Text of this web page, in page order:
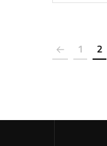
1 2